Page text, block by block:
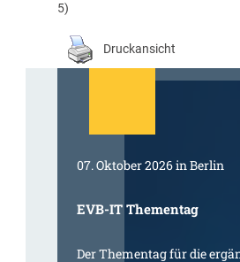
5)
Druckansicht
07. Oktober 2026 in Berlin
EVB-IT Thementag
Der Thementag für die